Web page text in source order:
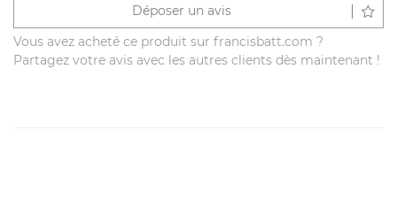
Déposer un avis
Vous avez acheté ce produit sur francisbatt.com ?
Partagez votre avis avec les autres clients dès maintenant !